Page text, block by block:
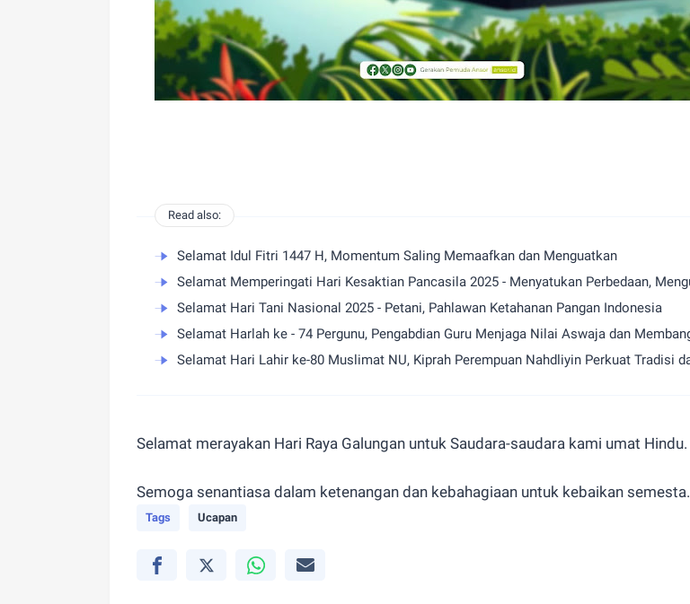
Read also:
Selamat Idul Fitri 1447 H, Momentum Saling Memaafkan dan Menguatkan
Selamat Hari Tani Nasional 2025 - Petani, Pahlawan Ketahanan Pangan Indonesia
Selamat merayakan Hari Raya Galungan untuk Saudara-saudara kami umat Hindu.
Semoga senantiasa dalam ketenangan dan kebahagiaan untuk kebaikan semesta.
Tags Ucapan